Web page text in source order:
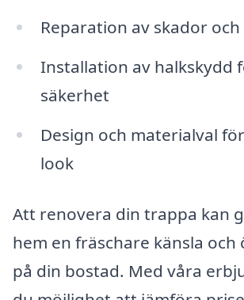
Reparation av skador
Installation av halkskydd
säkerhet
Design och materialval
look
Att renovera din trappa kan
hem en fräschare känsla och
på din bostad. Med våra